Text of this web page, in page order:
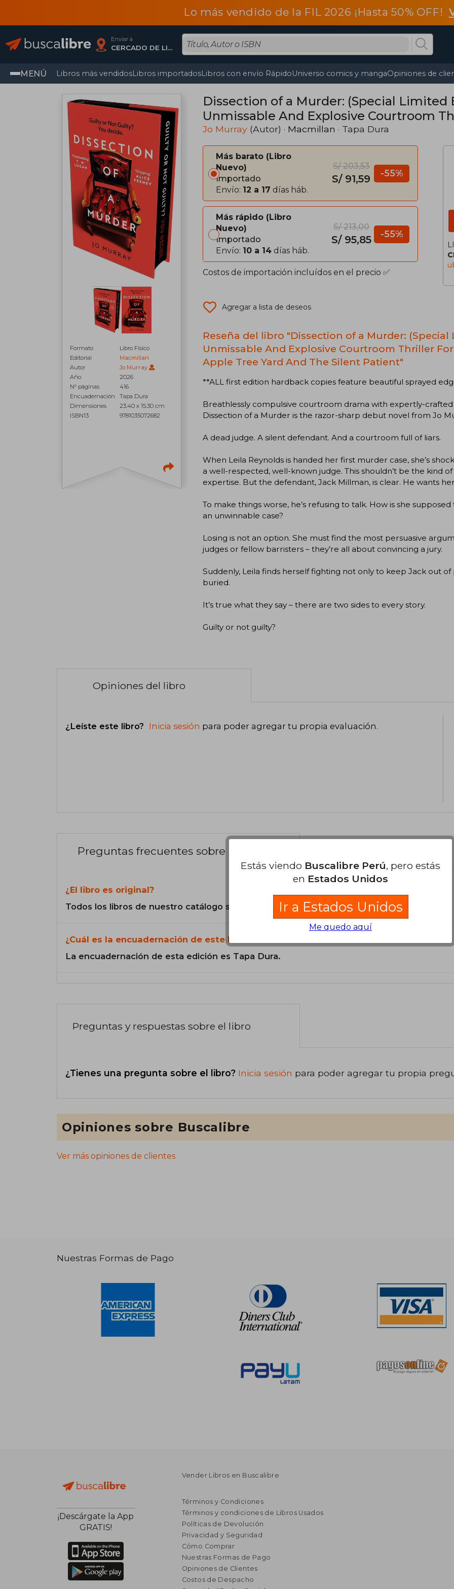
Lo más vendido de la FIL 2026 ¡Hasta 50% OFF!
Enviar a
CERCADO DE LIMA, Lima
MENÚ Libros más vendidosLibros importadosLibros con envío RápidoUniverso comics y mangaOpiniones de
Formato
Libro Físico
Editorial
Macmillan
Autor
Jo Murray
Año
2026
N° páginas
416
Encuadernación
Tapa Dura
Dimensiones
23.40 x 15.30 cm
ISBN13
9781035072682
Dissection of a Murder: (Special Limited
Unmissable And Explosive Courtroom
Blood Orange, Apple Tree Yard And The
Jo Murray (Autor) · Macmillan · Tapa Dura
Más barato
Libro
Nuevo
Importado
Envío: 12 a 17 días háb.
S/ 203,53
S/ 91,59 -55%
Más rápido
Libro
Nuevo
Importado
Envío: 10 a 14 días háb.
S/ 213,00
S/ 95,85 -55%
Costos de importación incluídos en el precio ✅
Agregar a lista de deseos
Reseña del libro "Dissection of a Murder:
Unmissable And Explosive Courtroom Thriller
Apple Tree Yard And The Silent Patient"
**ALL first edition hardback copies feature beautiful sprayed
Breathlessly compulsive courtroom drama with expertly-
Dissection of a Murder is the razor-sharp debut novel from Jo
A dead judge. A silent defendant. And a courtroom full of liars.
When Leila Reynolds is handed her first murder case, she’s
a well-respected, well-known judge. This shouldn’t be the kind of
expertise. But the defendant, Jack Millman, is clear. He wants
To make things worse, he’s refusing to talk. How is she
an unwinnable case?
Losing is not an option. She must find the most persuasive
judges or fellow barristers – they’re all about convincing a jury.
Suddenly, Leila finds herself fighting not only to keep Jack out
buried.
It’s true what they say – there are two sides to every story.
Guilty or not guilty?
Opiniones del libro
¿Leíste este libro? Inicia sesión para poder agregar tu propia evaluación.
Preguntas frecuentes sobre el libro
¿El libro es original?
Todos los libros de nuestro catálogo son Originales.
¿Cuál es la encuadernación de este libro?
La encuadernación de esta edición es Tapa Dura.
Preguntas y respuestas sobre el libro
¿Tienes una pregunta sobre el libro? Inicia sesión para poder agregar tu propia
Opiniones sobre Buscalibre
Ver más opiniones de clientes
Nuestras Formas de Pago
¡Descárgate la App
GRATIS!
Vender Libros en Buscalibre
Términos y Condiciones
Términos y condiciones de Libros Usados
Políticas de Devolución
Privacidad y Seguridad
Cómo Comprar
Nuestras Formas de Pago
Opiniones de Clientes
Costos de Despacho
Estás viendo Buscalibre Perú, pero estás
en Estados Unidos
Ir a Estados Unidos
Me quedo aquí